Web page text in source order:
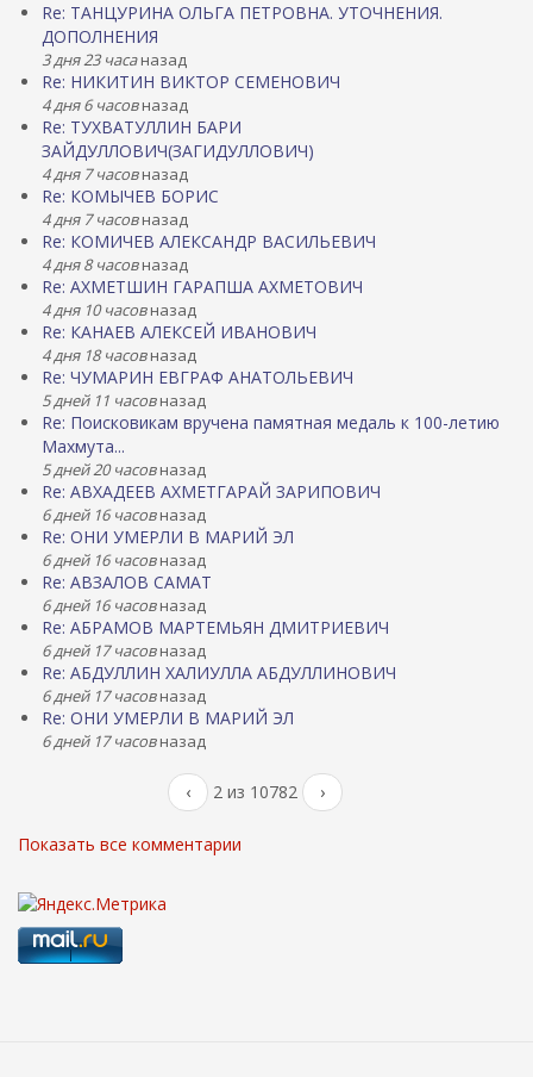
Re: ТАНЦУРИНА ОЛЬГА ПЕТРОВНА. УТОЧНЕНИЯ.
ДОПОЛНЕНИЯ
3 дня 23 часаназад
Re: НИКИТИН ВИКТОР СЕМЕНОВИЧ
4 дня 6 часовназад
Re: ТУХВАТУЛЛИН БАРИ
ЗАЙДУЛЛОВИЧ(ЗАГИДУЛЛОВИЧ)
4 дня 7 часовназад
Re: КОМЫЧЕВ БОРИС
4 дня 7 часовназад
Re: КОМИЧЕВ АЛЕКСАНДР ВАСИЛЬЕВИЧ
4 дня 8 часовназад
Re: АХМЕТШИН ГАРАПША АХМЕТОВИЧ
4 дня 10 часовназад
Re: КАНАЕВ АЛЕКСЕЙ ИВАНОВИЧ
4 дня 18 часовназад
Re: ЧУМАРИН ЕВГРАФ АНАТОЛЬЕВИЧ
5 дней 11 часовназад
Re: Поисковикам вручена памятная медаль к 100-летию
Махмута...
5 дней 20 часовназад
Re: АВХАДЕЕВ АХМЕТГАРАЙ ЗАРИПОВИЧ
6 дней 16 часовназад
Re: ОНИ УМЕРЛИ В МАРИЙ ЭЛ
6 дней 16 часовназад
Re: АВЗАЛОВ САМАТ
6 дней 16 часовназад
Re: АБРАМОВ МАРТЕМЬЯН ДМИТРИЕВИЧ
6 дней 17 часовназад
Re: АБДУЛЛИН ХАЛИУЛЛА АБДУЛЛИНОВИЧ
6 дней 17 часовназад
Re: ОНИ УМЕРЛИ В МАРИЙ ЭЛ
6 дней 17 часовназад
‹ 2 из 10782 ›
Показать все комментарии